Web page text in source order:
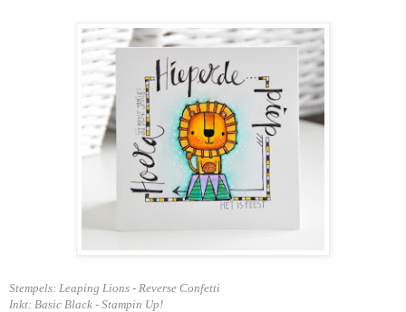
Stempels: Leaping Lions - Reverse Confetti
Inkt: Basic Black - Stampin Up!